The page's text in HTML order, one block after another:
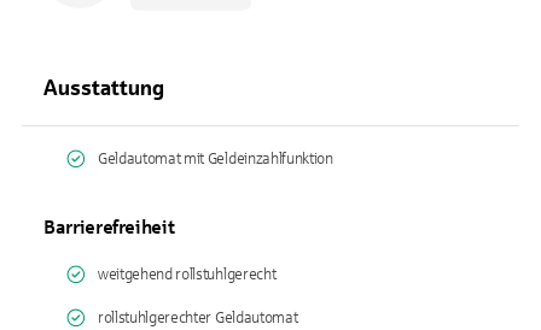
Ausstattung
Geldautomat mit Geldeinzahlfunktion
Barrierefreiheit
weitgehend rollstuhlgerecht
rollstuhlgerechter Geldautomat